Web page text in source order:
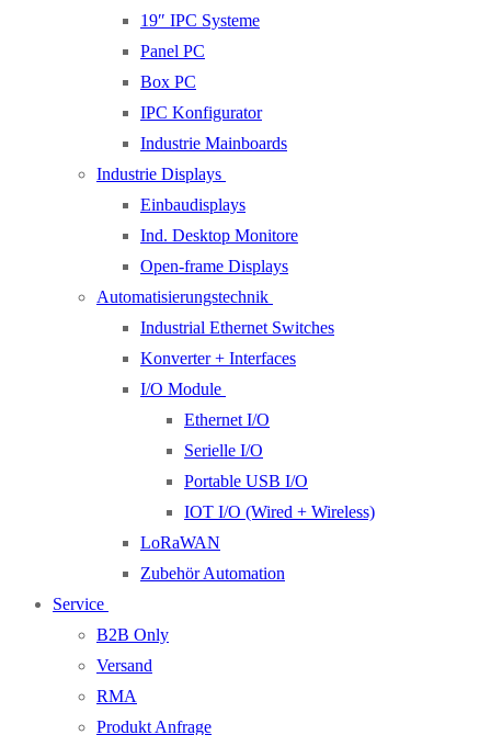
19″ IPC Systeme
Panel PC
Box PC
IPC Konfigurator
Industrie Mainboards
Industrie Displays
Einbaudisplays
Ind. Desktop Monitore
Open-frame Displays
Automatisierungstechnik
Industrial Ethernet Switches
Konverter + Interfaces
I/O Module
Ethernet I/O
Serielle I/O
Portable USB I/O
IOT I/O (Wired + Wireless)
LoRaWAN
Zubehör Automation
Service
B2B Only
Versand
RMA
Produkt Anfrage